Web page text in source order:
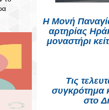
Η Μονή
αρτηρίας
μοναστήρι
Τις
συγκρότημα
στο